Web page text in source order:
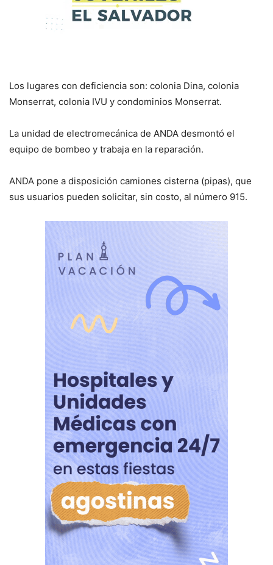
Los lugares con deficiencia son: colonia Dina, colonia
Monserrat, colonia IVU y condominios Monserrat.
La unidad de electromecánica de ANDA desmontó el
equipo de bombeo y trabaja en la reparación.
ANDA pone a disposición camiones cisterna (pipas), que
sus usuarios pueden solicitar, sin costo, al número 915.